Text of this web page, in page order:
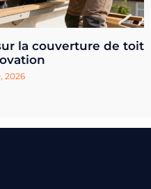
la couverture de toit
2026